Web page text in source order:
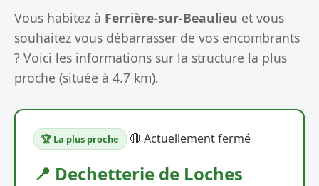
Vous habitez à Ferrière-sur-Beaulieu et vous
souhaitez vous débarrasser de vos encombrants
? Voici les informations sur la structure la plus
proche (située à 4.7 km).
🏆 La plus proche 🔴 Actuellement fermé
📍 Dechetterie de Loches